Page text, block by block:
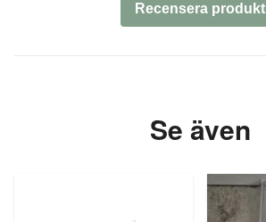
Recensera produkt
Se även